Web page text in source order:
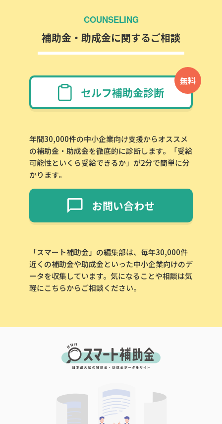
COUNSELING
補助金・助成金に関するご相談
無料
セルフ補助金診断
年間30,000件の中小企業向け支援からオススメ
の補助金・助成金を徹底的に診断します。「受給
可能性といくら受給できるか」が2分で簡単に分
かります。
お問い合わせ
「スマート補助金」の編集部は、毎年30,000件
近くの補助金や助成金といった中小企業向けのデ
ータを収集しています。気になることや相談は気
軽にこちらからご相談ください。